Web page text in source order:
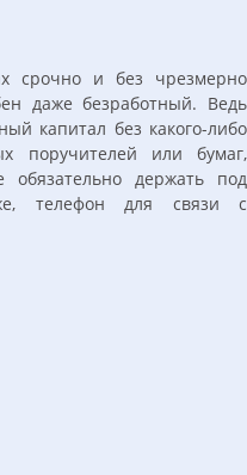
срочно и без чрезмерно
даже безработный. Ведь
капитал без какого-либо
поручителей или бумаг,
обязательно держать под
телефон для связи с